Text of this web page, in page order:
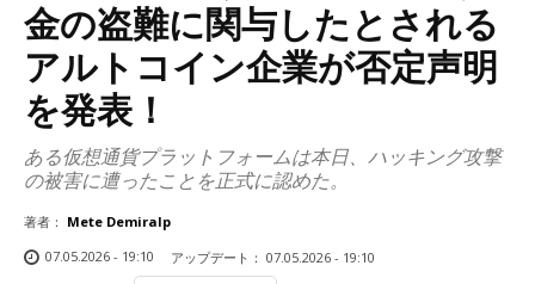
金の盗難に関与したとされる
アルトコイン企業が否定声明
を発表！
ある仮想通貨プラットフォームは本日、ハッキング攻撃
の被害に遭ったことを正式に認めた。
著者： Mete Demiralp
07.05.2026 - 19:10
アップデート： 07.05.2026 - 19:10